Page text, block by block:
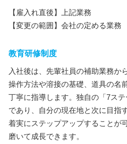
【雇入れ直後】上記業務
【変更の範囲】会社の定める業務
教育研修制度
入社後は、先輩社員の補助業務か
操作方法や溶接の基礎、道具の名
丁寧に指導します。独自の「7ス
であり、自分の現在地と次に目指
着実にステップアップすることが
磨いて成長できます。